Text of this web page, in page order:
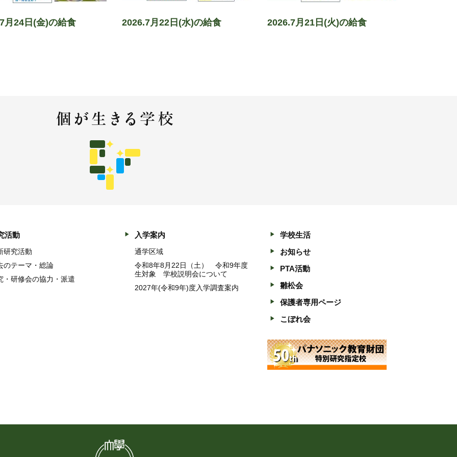
月24日(金)の給食 2026.7月22日(水)の給食 2026.7月21日(火)の給食
活動
研究活動
のテーマ・総論
・研修会の協力・派遣
入学案内
通学区域
令和8年8月22日（土） 令和9年度
生対象 学校説明会について
2027年(令和9年)度入学調査案内
学校生活
お知らせ
PTA活動
雛松会
保護者専用ページ
こぼれ会